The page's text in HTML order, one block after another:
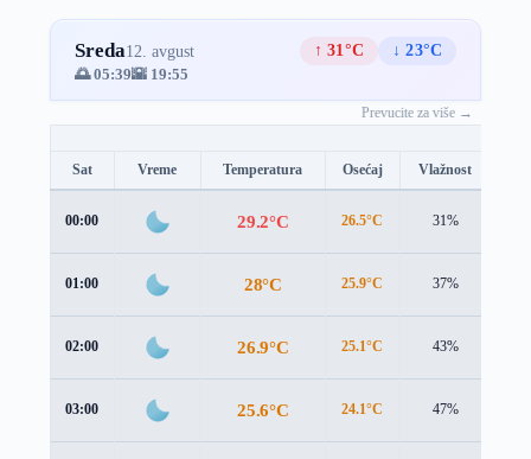
Sreda12. avgust ↑ 31°C
↓ 23°C
🌅 05:39🌇 19:55
Prevucite za više →
Sat Vreme Temperatura Osećaj Vlažnost
00:00 29.2°C 26.5°C 31%
01:00 28°C 25.9°C 37%
02:00 26.9°C 25.1°C 43%
03:00 25.6°C 24.1°C 47%